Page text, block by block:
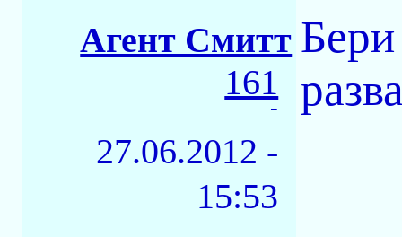
Агент Смитт
161
-
27.06.2012 -
15:53